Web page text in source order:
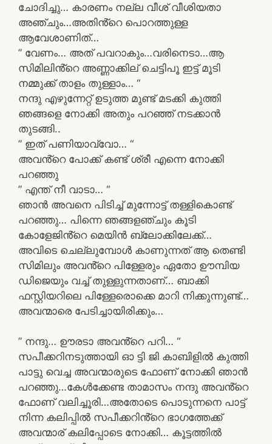
ചോദിച്ചു… കാരണം നല്ല വീശ് വീശിയതാ
അഞ്ചും…അതിൻ്റെ പൊറത്തുള്ള
ആവേശാണിത്…
” വേണം… അത് പവറാകും…വരിനെടാ…ആ
സിമിലിൻ്റെ അണ്ണാക്കില് ചെട്ടിപൂ ഇട്ട് മൂടി
നമ്മുക്ക് താളം തുള്ളാം… “
നന്ദു എഴുന്നേറ്റ് ഉടുത്ത മുണ്ട് മടക്കി കുത്തി
ഞങ്ങളെ നോക്കി അതും പറഞ്ഞ് നടക്കാൻ
തുടങ്ങി..
” ഇത് പണിയാവ്വോ… “
അവൻ്റെ പോക്ക് കണ്ട് ശ്രീ എന്നെ നോക്കി
പറഞ്ഞു
” എന്ത് നീ വാടാ… “
ഞാൻ അവനെ പിടിച്ച് മുന്നോട്ട് തള്ളികൊണ്ട്
പറഞ്ഞു… പിന്നെ ഞങ്ങളഞ്ചും കൂടി
കോളേജിൻ്റെ മെയിൻ ബ്ലോക്കിലേക്ക്…
അവിടെ ചെല്ലുമ്പോൾ കാണുന്നത് ആ തെണ്ടി
സിമിലും അവൻ്റെ പിള്ളേരും ഏതോ ഊമ്പിയ
ഡിജെയും വച്ച് തുള്ളുന്നതാണ്… ബാക്കി
ഫസ്റ്റിയറിലെ പിള്ളേരൊക്കെ മാറി നിക്കുന്നുണ്ട്…
അവന്മാരെ പേടിച്ചായിരിക്കും…
” നന്ദു… ഊരടാ അവൻ്റെ പറി… “
സപീക്കറിനടുത്തായി ഓ ട്ടി ജി കാബിളിൽ കുത്തി
പാട്ടു വെച്ച അവന്മാരുടെ ഫോണ് നോക്കി ഞാൻ
പറഞ്ഞു…കേൾക്കേണ്ട താമാസം നന്ദു അവൻ്റെ
ഫോണ് വലിച്ചൂരി…അതോടെ പൊടുന്നനെ പാട്ട്
നിന്ന കലിപ്പിൽ സപീക്കറിൻ്റെ ഭാഗത്തേക്ക്
അവന്മാര് കലിപ്പോടെ നോക്കി… കൂട്ടത്തിൽ